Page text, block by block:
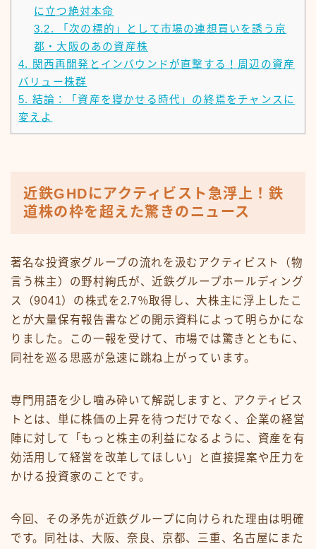
に立つ絶対本命
3.2.
「次の標的」として市場の連想買いを誘う京
都・大阪のあの資産株
4.
関西再開発とインバウンドが直撃する！周辺の資産
バリュー株群
5. 結論：「資産を寝かせる時代」の終焉をチャンスに
変えよ
近鉄GHDにアクティビスト急浮上！鉄
道株の枠を超えた驚きのニュース
著名な投資家グループの流れを汲むアクティビスト（物
言う株主）の野村絢氏が、近鉄グループホールディング
ス（9041）の株式を2.7％取得し、大株主に浮上したこ
とが大量保有報告書などの開示資料によって明らかにな
りました。この一報を受けて、市場では驚きとともに、
同社を巡る思惑が急速に跳ね上がっています。
専門用語を少し噛み砕いて解説しますと、アクティビス
トとは、単に株価の上昇を待つだけでなく、企業の経営
陣に対して「もっと株主の利益になるように、資産を有
効活用して経営を改革してほしい」と直接提案や圧力を
かける投資家のことです。
今回、その矛先が近鉄グループに向けられた理由は明確
です。同社は、大阪、奈良、京都、三重、名古屋にまた